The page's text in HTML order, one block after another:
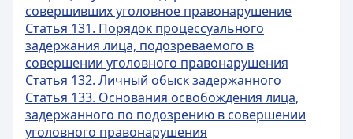
совершивших уголовное правонарушение
Статья 131. Порядок процессуального
задержания лица, подозреваемого в
совершении уголовного правонарушения
Статья 132. Личный обыск задержанного
Статья 133. Основания освобождения лица,
задержанного по подозрению в совершении
уголовного правонарушения